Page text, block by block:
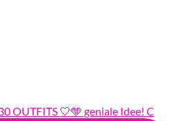
OUTFITS 🤍🩵 geniale Idee! C